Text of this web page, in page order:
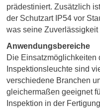
prädestiniert. Zusätzlich
der Schutzart IP54 vor
was seine
Anwendungsbereiche
Die Einsatzmöglichkeiten
Inspektionsleuchte sind
verschiedene Branchen
gleichermaßen geeignet
Inspektion in der